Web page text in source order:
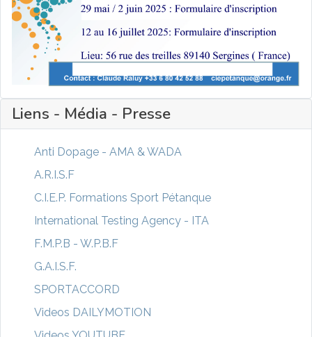
Liens - Média - Presse
Anti Dopage - AMA & WADA
A.R.I.S.F
C.I.E.P. Formations Sport Pétanque
International Testing Agency - ITA
F.M.P.B - W.P.B.F
G.A.I.S.F.
SPORTACCORD
Videos DAILYMOTION